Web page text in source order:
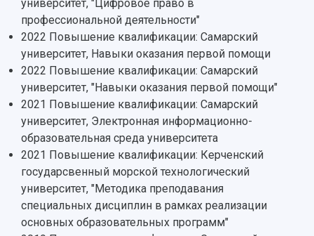
Умный дом бабочек
Международный межвузовский кампус
Сведения об образовательной организации
Официальные документы
университет, "Цифровое право в
профессиональной деятельности"
2022 Повышение квалификации: Самарский
университет, Навыки оказания первой помощи
2022 Повышение квалификации: Самарский
университет, "Навыки оказания первой помощи"
2021 Повышение квалификации: Самарский
университет, Электронная информационно-
образовательная среда университета
2021 Повышение квалификации: Керченский
государсвенный морской технологический
университет, "Методика преподавания
специальных дисциплин в рамках реализации
основных образовательных программ"